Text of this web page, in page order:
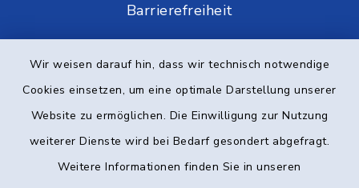
Wir weisen darauf hin, dass wir technisch notwendige
Cookies einsetzen, um eine optimale Darstellung unserer
Website zu ermöglichen. Die Einwilligung zur Nutzung
weiterer Dienste wird bei Bedarf gesondert abgefragt.
Weitere Informationen finden Sie in unseren
Barrierefreiheit
Impressum
Elektronische Kommunikation
Sitemap